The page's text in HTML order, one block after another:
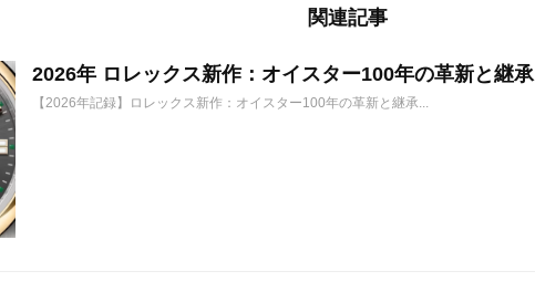
関連記事
2026年 ロレックス新作：オイスター100年の革新と継承
【2026年記録】ロレックス新作：オイスター100年の革新と継承...